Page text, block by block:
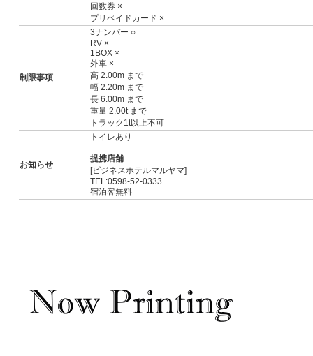
回数券 ×
プリペイドカード ×
制限事項
3ナンバー ○
RV ×
1BOX ×
外車 ×
高 2.00m まで
幅 2.20m まで
長 6.00m まで
重量 2.00t まで
トラック1t以上不可
お知らせ
トイレあり
提携店舗
[ビジネスホテルマルヤマ]
TEL:0598-52-0333
宿泊客無料